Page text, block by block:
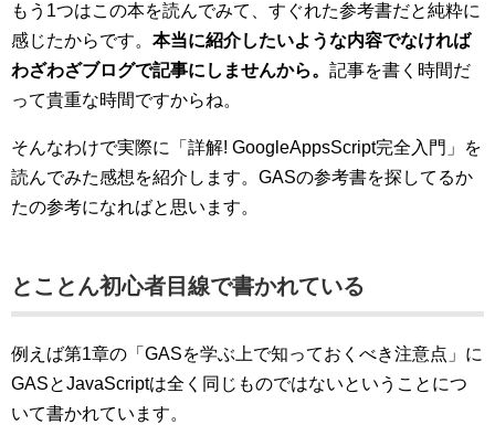
もう1つはこの本を読んでみて、すぐれた参考書だと純粋に
感じたからです。 本当に紹介したいような内容でなければ
わざわざブログで記事にしませんから。 記事を書く時間だ
って貴重な時間ですからね。
そんなわけで実際に「詳解! GoogleAppsScript完全入門」を
読んでみた感想を紹介します。GASの参考書を探してるか
たの参考になればと思います。
とことん初心者目線で書かれている
例えば第1章の「GASを学ぶ上で知っておくべき注意点」に
GASとJavaScriptは全く同じものではないということにつ
いて書かれています。